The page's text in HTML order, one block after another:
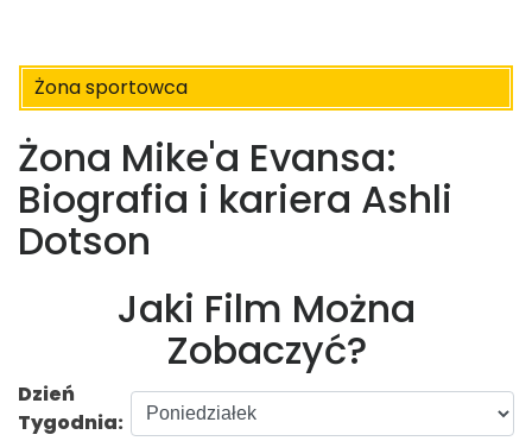
Żona sportowca
Żona Mike'a Evansa:
Biografia i kariera Ashli ​​
Dotson
Jaki Film Można
Zobaczyć?
Dzień
Tygodnia: